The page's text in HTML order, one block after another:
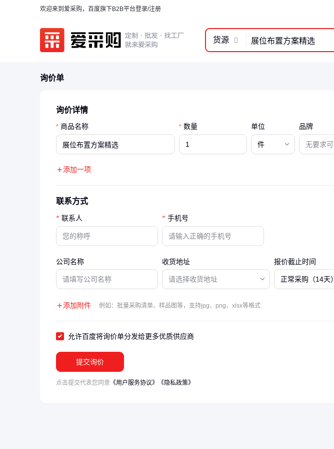
欢迎来到爱采购，百度旗下B2B平台登录/注册
货源
询价单
询价详情
* 商品名称 * 数量 单位 品牌
件
添加一项
联系方式
联系人 手机号
公司名称 收货地址 报价截止时间
正常采购（14天）
添加附件 例如：批量采购清单、样品图等，支持jpg、png、xlsx等格式
允许百度将询价单分发给更多优质供应商
提交询价
点击提交代表您同意 《用户服务协议》 《隐私政策》